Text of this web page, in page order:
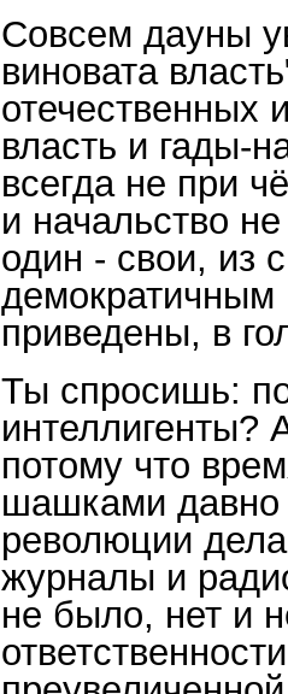
Совсем дауны
виновата
отечественных
власть и гады-
всегда не при
и начальство
один - свои, из
демократичным
приведены, в
Ты спросишь:
интеллигенты?
потому что
шашками
революции
журналы и
не было, нет и